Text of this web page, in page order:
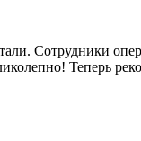
Сотрудники
Теперь